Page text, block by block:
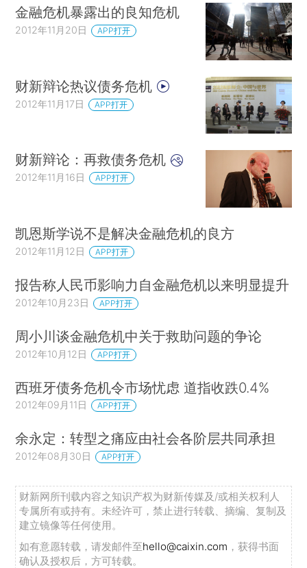
金融危机暴露出的良知危机
2012年11月20日 APP打开
财新辩论热议债务危机
2012年11月17日 APP打开
财新辩论：再救债务危机
2012年11月16日 APP打开
凯恩斯学说不是解决金融危机的良方
2012年11月12日 APP打开
报告称人民币影响力自金融危机以来明显提升
2012年10月23日 APP打开
周小川谈金融危机中关于救助问题的争论
2012年10月12日 APP打开
西班牙债务危机令市场忧虑 道指收跌0.4%
2012年09月11日 APP打开
余永定：转型之痛应由社会各阶层共同承担
2012年08月30日 APP打开
财新网所刊载内容之知识产权为财新传媒及/或相关权利人
专属所有或持有。未经许可，禁止进行转载、摘编、复制及
建立镜像等任何使用。
如有意愿转载，请发邮件至hello@caixin.com ，获得书面
确认及授权后，方可转载。